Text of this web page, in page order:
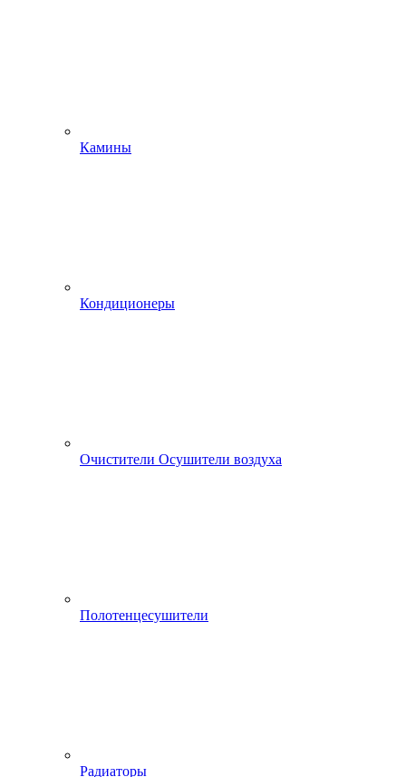
Камины
Кондиционеры
Очистители Осушители воздуха
Полотенцесушители
Радиаторы